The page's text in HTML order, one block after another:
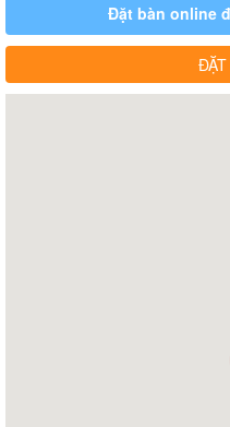
Đặt bàn online
ĐẶT